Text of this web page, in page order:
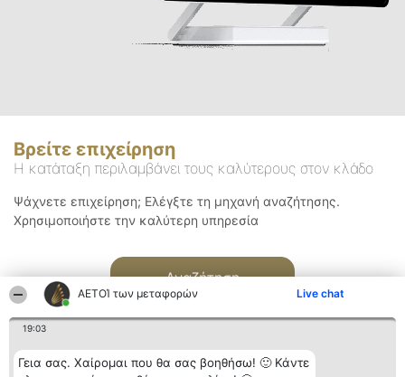
ΑΕΤΟΊ των μεταφορών Live chat
19:03
Γεια σας. Χαίρομαι που θα σας βοηθήσω! 🙂 Κάντε
Βρείτε επιχείρηση
Η κατάταξη περιλαμβάνει τους καλύτερους στον κλάδο
Ψάχνετε επιχείρηση; Ελέγξτε τη μηχανή αναζήτησης.
Χρησιμοποιήστε την καλύτερη υπηρεσία
Αναζήτηση